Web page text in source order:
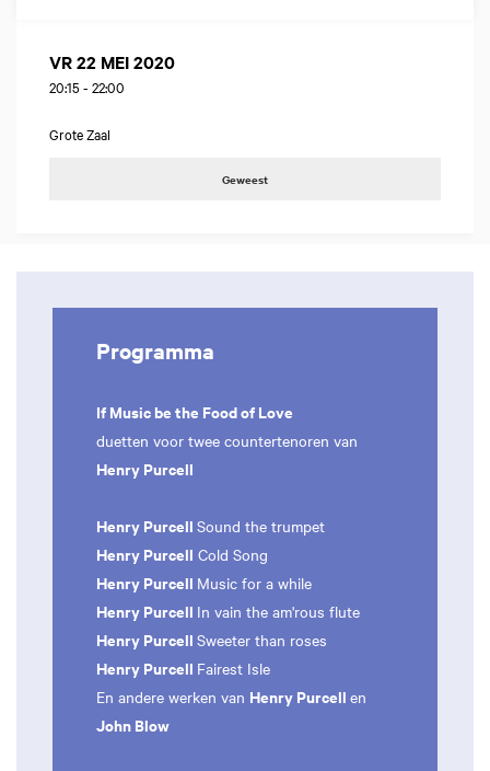
VR 22 MEI 2020
20:15 - 22:00
Grote Zaal
Geweest
Programma
If Music be the Food of Love
duetten voor twee countertenoren van
Henry Purcell
Henry Purcell Sound the trumpet
Henry Purcell Cold Song
Henry Purcell Music for a while
Henry Purcell In vain the am'rous flute
Henry Purcell Sweeter than roses
Henry Purcell Fairest Isle
En andere werken van Henry Purcell en
John Blow